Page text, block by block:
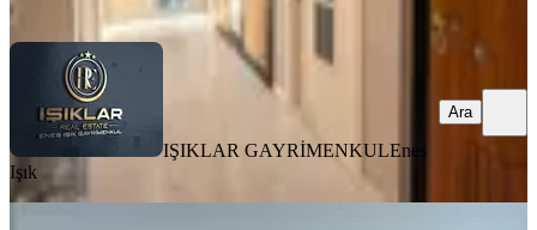
IŞIKLAR GAYRİMENKULEnes
Işık
Ara